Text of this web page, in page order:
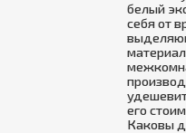
белый
себя от
его
Каковы